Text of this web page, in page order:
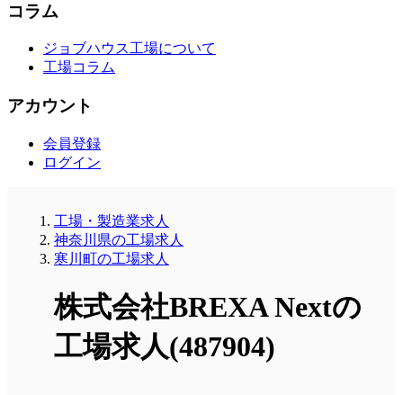
コラム
ジョブハウス工場について
工場コラム
アカウント
会員登録
ログイン
工場・製造業求人
神奈川県の工場求人
寒川町の工場求人
株式会社BREXA Nextの
工場求人(487904)